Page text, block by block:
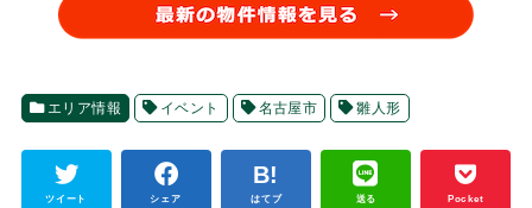
エリア情報 イベント 名古屋市 雛人形
ツイート シェア はてブ 送る Pocket